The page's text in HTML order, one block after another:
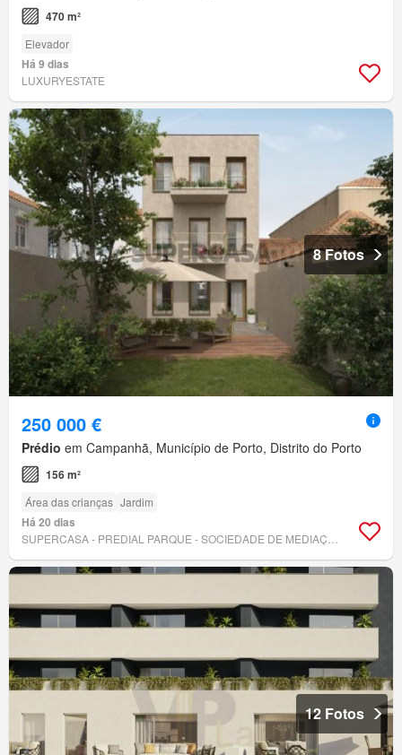
470 m²
Elevador
Há 9 dias
LUXURYESTATE
8 Fotos
250 000 €
Prédio em Campanhã, Município de Porto, Distrito do Porto
156 m²
Área das crianças Jardim
Há 20 dias
12 Fotos